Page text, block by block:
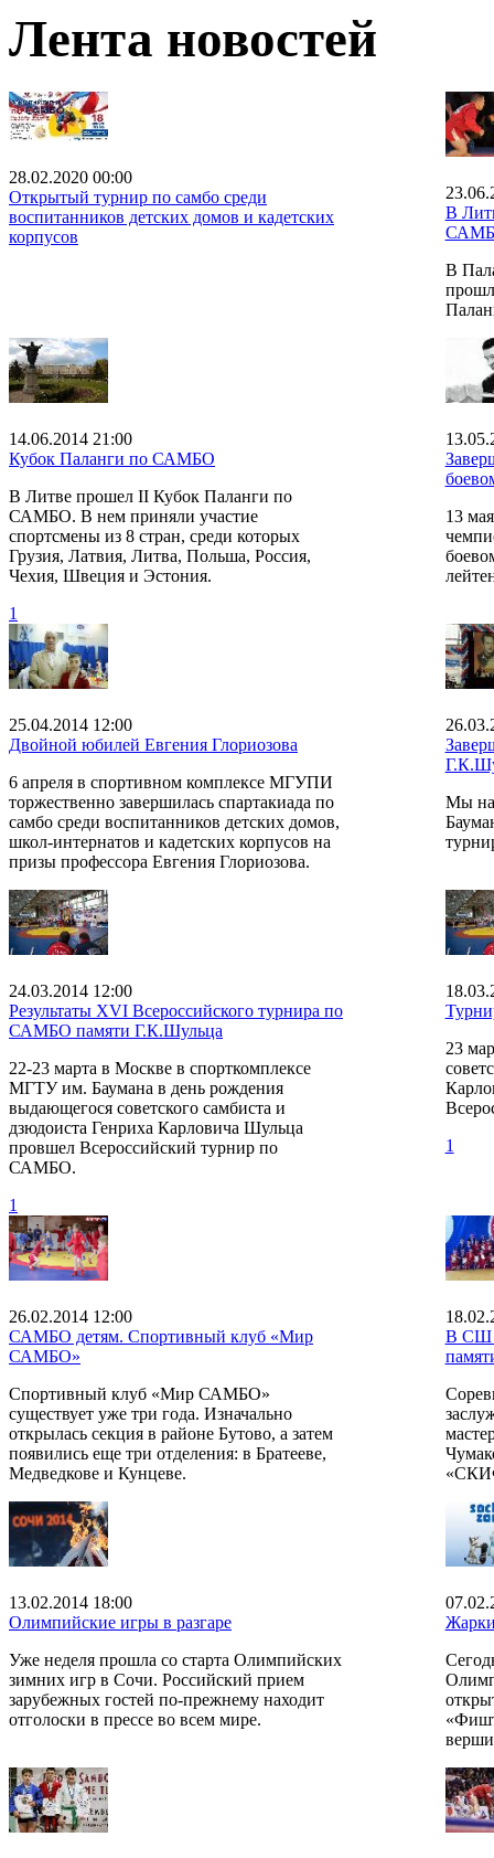
Лента новостей
28.02.2020 00:00
Открытый турнир по самбо среди
воспитанников детских домов и кадетских
корпусов
В
В
14.06.2014 21:00
Кубок Паланги по САМБО
В Литве прошел II Кубок Паланги по
САМБО. В нем приняли участие
спортсмены из 8 стран, среди которых
Грузия, Латвия, Литва, Польша, Россия,
Чехия, Швеция и Эстония.
1
13
25.04.2014 12:00
Двойной юбилей Евгения Глориозова
6 апреля в спортивном комплексе МГУПИ
торжественно завершилась спартакиада по
самбо среди воспитанников детских домов,
школ-интернатов и кадетских корпусов на
призы профессора Евгения Глориозова.
Мы
24.03.2014 12:00
Результаты ХVI Всероссийского турнира по
САМБО памяти Г.К.Шульца
22-23 марта в Москве в спорткомплексе
МГТУ им. Баумана в день рождения
выдающегося советского самбиста и
дзюдоиста Генриха Карловича Шульца
провшел Всероссийский турнир по
САМБО.
1
23
1
26.02.2014 12:00
САМБО детям. Спортивный клуб «Мир
САМБО»
Спортивный клуб «Мир САМБО»
существует уже три года. Изначально
открылась секция в районе Бутово, а затем
появились еще три отделения: в Братееве,
Медведкове и Кунцеве.
В СШ
13.02.2014 18:00
Олимпийские игры в разгаре
Уже неделя прошла со старта Олимпийских
зимних игр в Сочи. Российский прием
зарубежных гостей по-прежнему находит
отголоски в прессе во всем мире.